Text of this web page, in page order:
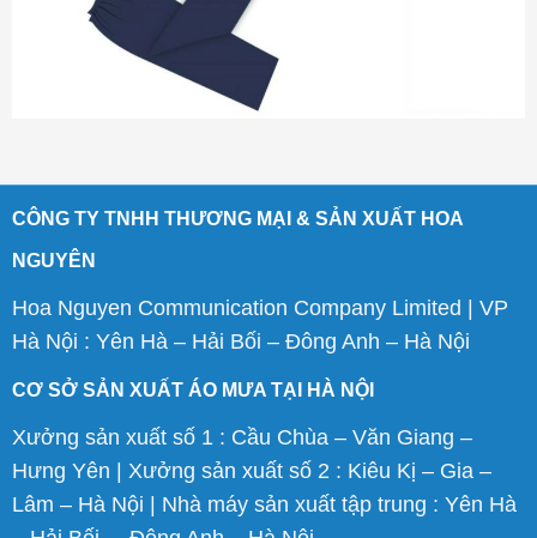
CÔNG TY TNHH THƯƠNG MẠI & SẢN XUẤT HOA
NGUYÊN
Hoa Nguyen Communication Company Limited | VP
Hà Nội : Yên Hà – Hải Bối – Đông Anh – Hà Nội
CƠ SỞ SẢN XUẤT ÁO MƯA TẠI HÀ NỘI
Xưởng sản xuất số 1 : Cầu Chùa – Văn Giang –
Hưng Yên | Xưởng sản xuất số 2 : Kiêu Kị – Gia –
Lâm – Hà Nội | Nhà máy sản xuất tập trung : Yên Hà